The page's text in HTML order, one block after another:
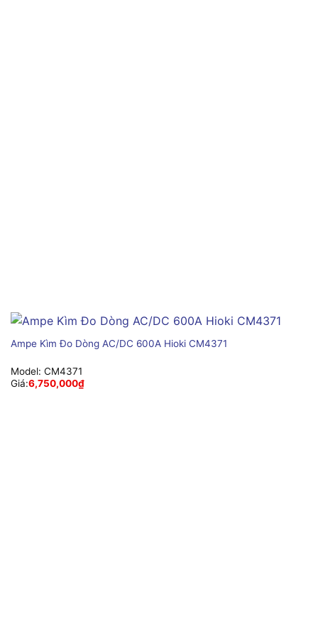
Ampe Kìm Đo Dòng AC/DC 600A Hioki CM4371
Model: CM4371
Giá:6,750,000₫